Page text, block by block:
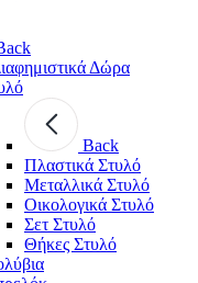
Δώρα
Back
Πλαστικά Στυλό
Μεταλλικά Στυλό
Οικολογικά Στυλό
Σετ Στυλό
Θήκες Στυλό